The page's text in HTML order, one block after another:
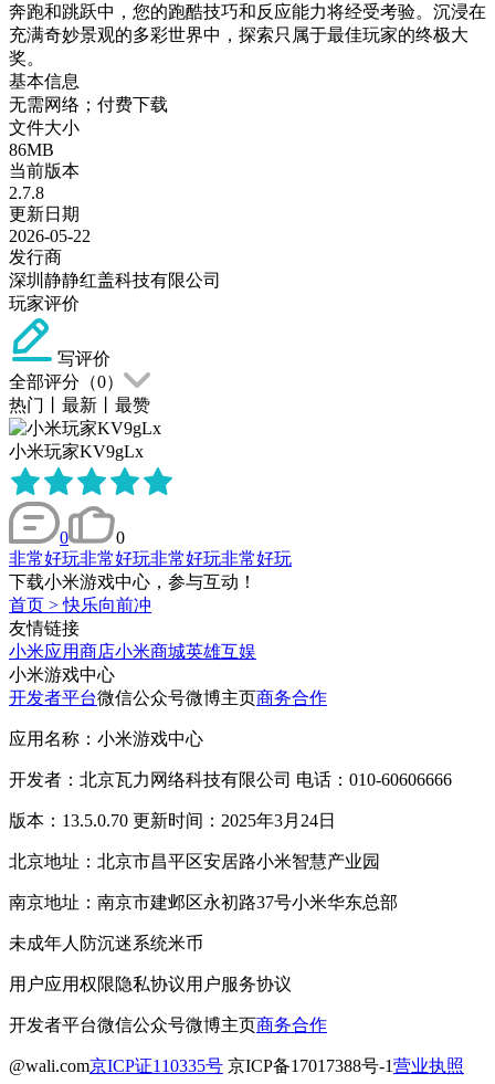
奔跑和跳跃中，您的跑酷技巧和反应能力将经受考验。沉浸在
充满奇妙景观的多彩世界中，探索只属于最佳玩家的终极大
奖。
基本信息
无需网络；付费下载
文件大小
86MB
当前版本
2.7.8
更新日期
2026-05-22
发行商
深圳静静红盖科技有限公司
玩家评价
写评价
全部评分（0）
热门
最新 最赞
小米玩家KV9gLx
0
0
非常好玩非常好玩非常好玩非常好玩
下载小米游戏中心，参与互动！
首页 >快乐向前冲
友情链接
小米应用商店小米商城英雄互娱
小米游戏中心
开发者平台微信公众号微博主页商务合作
应用名称：小米游戏中心
开发者：北京瓦力网络科技有限公司 电话：010-60606666
版本：13.5.0.70 更新时间：2025年3月24日
北京地址：北京市昌平区安居路小米智慧产业园
南京地址：南京市建邺区永初路37号小米华东总部
未成年人防沉迷系统米币
用户应用权限隐私协议用户服务协议
开发者平台微信公众号微博主页商务合作
@wali.com京ICP证110335号 京ICP备17017388号-1营业执照